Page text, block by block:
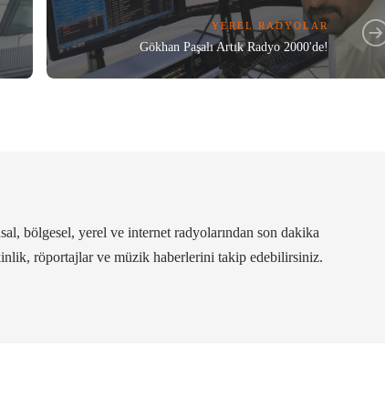
YEREL RADYOLAR
Gökhan Paşalı Artık Radyo 2000'de!
bölgesel, yerel ve internet radyolarından son dakika
röportajlar ve müzik haberlerini takip edebilirsiniz.